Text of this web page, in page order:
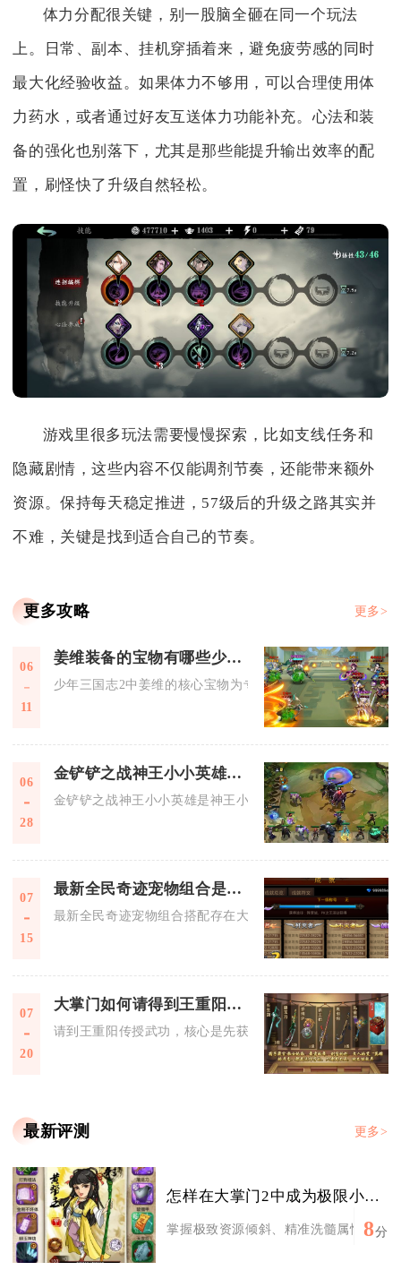
体力分配很关键，别一股脑全砸在同一个玩法
上。日常、副本、挂机穿插着来，避免疲劳感的同时
最大化经验收益。如果体力不够用，可以合理使用体
力药水，或者通过好友互送体力功能补充。心法和装
备的强化也别落下，尤其是那些能提升输出效率的配
置，刷怪快了升级自然轻松。
游戏里很多玩法需要慢慢探索，比如支线任务和
隐藏剧情，这些内容不仅能调剂节奏，还能带来额外
资源。保持每天稳定推进，57级后的升级之路其实并
不难，关键是找到适合自己的节奏。
更多攻略 更多>
06
11
姜维装备的宝物有哪些少年三国志2
少年三国志2中姜维的核心宝物为专属宝物七星金甲、继志
06
28
金铲铲之战神王小小英雄是谁
金铲铲之战神王小小英雄是神王小小盖伦与神王小小德莱厄
07
15
最新全民奇迹宠物组合是否需要特定技巧
最新全民奇迹宠物组合搭配存在大量专属技巧，随意堆砌宠
07
20
大掌门如何请得到王重阳传授武功
请到王重阳传授武功，核心是先获取王重阳为甲级弟子、满
最新评测 更多>
怎样在大掌门2中成为极限小李高手
掌握极致资源倾斜、精准洗髓属性、专
8分